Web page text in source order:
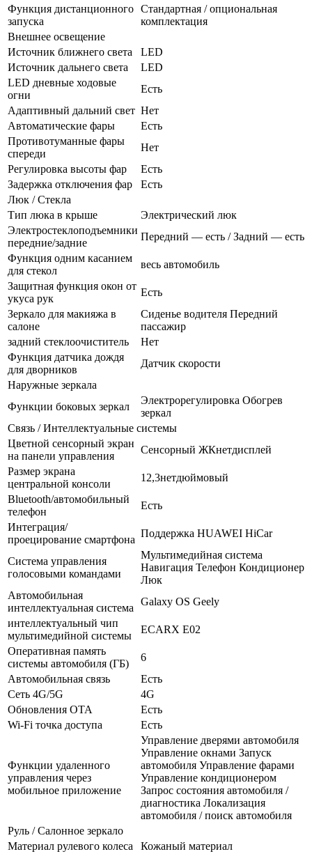
Функция дистанционного
запуска
Стандартная / опциональная
комплектация
Внешнее освещение
Источник ближнего света
LED
Источник дальнего света
LED
LED дневные ходовые
огни
Есть
Адаптивный дальний свет Нет
Автоматические фары
Есть
Противотуманные фары
спереди
Нет
Регулировка высоты фар
Есть
Задержка отключения фар
Есть
Люк / Стекла
Тип люка в крыше
Электрический люк
Электростеклоподъемники
передние/задние
Передний — есть / Задний — есть
Функция одним касанием
для стекол
весь автомобиль
Защитная функция окон от
укуса рук
Есть
Зеркало для макияжа в
салоне
Сиденье водителя Передний
пассажир
задний стеклоочиститель
Нет
Функция датчика дождя
для дворников
Датчик скорости
Наружные зеркала
Функции боковых зеркал
Электрорегулировка Обогрев
зеркал
Связь / Интеллектуальные системы
Цветной сенсорный экран
на панели управления
Сенсорный ЖКнетдисплей
Размер экрана
центральной консоли
12,3нетдюймовый
Bluetooth/автомобильный
телефон
Есть
Интеграция/
проецирование смартфона
Поддержка HUAWEI HiCar
Система управления
голосовыми командами
Мультимедийная система
Навигация Телефон Кондиционер
Люк
Автомобильная
интеллектуальная система
Galaxy OS Geely
интеллектуальный чип
мультимедийной системы
ECARX E02
Оперативная память
системы автомобиля (ГБ)
6
Автомобильная связь
Есть
Сеть 4G/5G
4G
Обновления OTA
Есть
Wi-Fi точка доступа
Есть
Функции удаленного
управления через
мобильное приложение
Управление дверями автомобиля
Управление окнами Запуск
автомобиля Управление фарами
Управление кондиционером
Запрос состояния автомобиля /
диагностика Локализация
автомобиля / поиск автомобиля
Руль / Салонное зеркало
Материал рулевого колеса
Кожаный материал